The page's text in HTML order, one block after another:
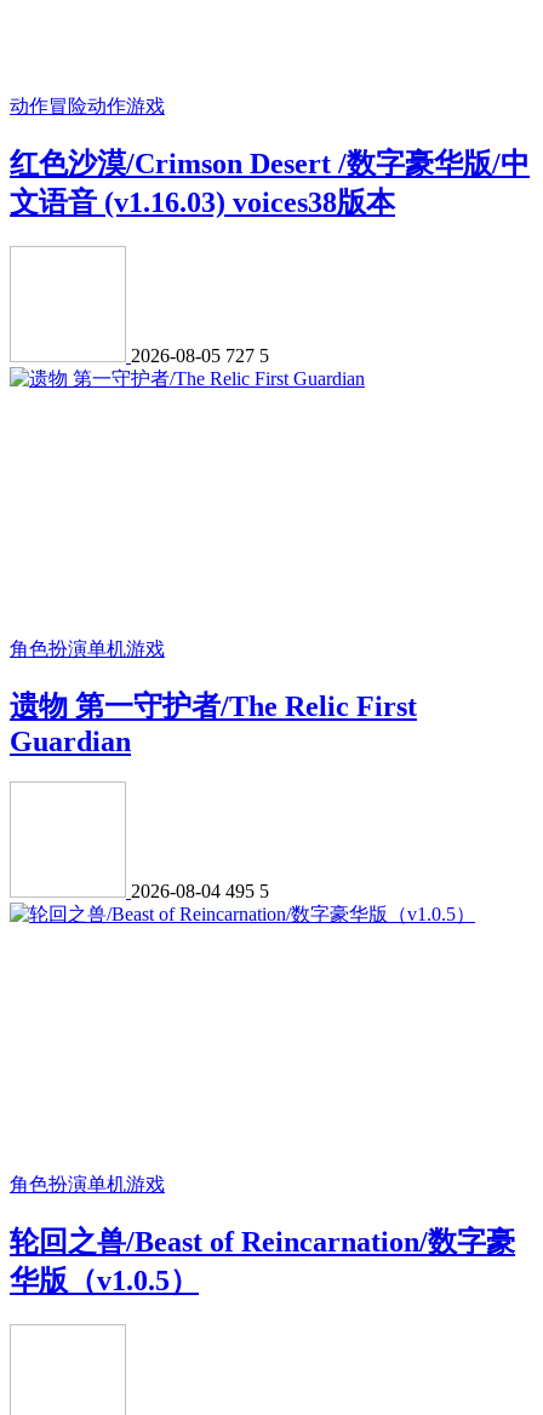
动作冒险动作游戏
红色沙漠/Crimson Desert /数字豪华版/中
文语音 (v1.16.03) voices38版本
2026-08-05 727 5
角色扮演单机游戏
遗物 第一守护者/The Relic First
Guardian
2026-08-04 495 5
角色扮演单机游戏
轮回之兽/Beast of Reincarnation/数字豪
华版（v1.0.5）